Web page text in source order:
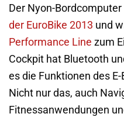
Der Nyon-
der EuroBike 2013 und
Performance Line zum
Cockpit hat Bluetooth
es die Funktionen des
Nicht nur das, auch
Fitnessanwendungen